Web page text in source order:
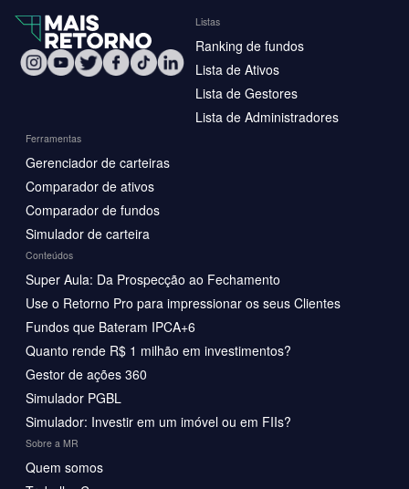
Listas
Ranking de fundos
Lista de Ativos
Lista de Gestores
Lista de Administradores
Ferramentas
Gerenciador de carteiras
Comparador de ativos
Comparador de fundos
Simulador de carteira
Conteúdos
Super Aula: Da Prospecção ao Fechamento
Use o Retorno Pro para impressionar os seus Clientes
Fundos que Bateram IPCA+6
Quanto rende R$ 1 milhão em investimentos?
Gestor de ações 360
Simulador PGBL
Simulador: Investir em um imóvel ou em FIIs?
Sobre a MR
Quem somos